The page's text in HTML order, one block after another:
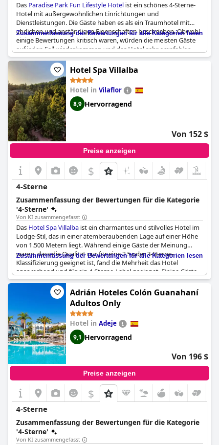
Das Paradise Park Fun Lifestyle Hotel ist ein schönes 4-Sterne-
Hotel mit außergewöhnlichen Einrichtungen und
Dienstleistungen. Die Gäste haben es als ein Traumhotel mit
ehrlichen und anständigen Eigenschaften beschrieben. Obwohl
einige Bewertungen kritisch waren, würden die meisten Gäste
auf jeden Fall wiederkommen und das Hotel sehr empfehlen.
Die Zimmer des Hotels könnten nach Meinung einiger Gäste
etwas verbessert werden. Trotzdem haben die Besucher
bemerkt, dass das Hotel ein gutes Preis-Leistungs-Verhältnis
hat, was seine hohen Bewertungen rechtfertigt. Alles in allem ist
es ein Hotel, das Hotelgäste selbst erleben möchten.
Zusammenfassung der Bewertungen für alle Kategorien lesen
Hotel Spa Villalba
Hotel in Vilaflor
8,9 Hervorragend
Von 152 $
Preise anzeigen
$
4-Sterne
Zusammenfassung der Bewertungen für die Kategorie
'4-Sterne'
Von KI zusammengefasst
Das Hotel Spa Villalba ist ein charmantes und stilvolles Hotel im
Lodge-Stil, das in einer atemberaubenden Lage auf einer Höhe
von 1.500 Metern liegt. Während einige Gäste der Meinung
waren, dass die Qualität nur für eine 2,5 oder 3-Sterne-
Klassifizierung geeignet ist, fand die Mehrheit das Hotel
ansprechend und für ein 4-Sterne-Label geeignet. Einige Gäste
waren jedoch von der Reinigung und Wartung der
Einrichtungen, insbesondere des Spas und der Fenster,
enttäuscht. Auch das Restaurant erhielt gemischte Kritiken,
wobei einige meinten, es sei von Zwei-Sterne-Qualität. Trotz
dieser Bedenken war die Mehrheit der Gäste der Meinung, dass
das Hotel der oberen Kategorie angehört und eine schöne
Option für einen erholsamen Urlaub darstellt.
Zusammenfassung der Bewertungen für alle Kategorien lesen
Adrián Hoteles Colón Guanahaní
Adultos Only
Hotel in Adeje
9,1 Hervorragend
Von 196 $
Preise anzeigen
$
4-Sterne
Zusammenfassung der Bewertungen für die Kategorie
'4-Sterne'
Von KI zusammengefasst